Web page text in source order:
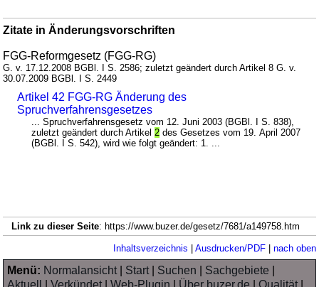
Zitate in Änderungsvorschriften
FGG-Reformgesetz (FGG-RG)
G. v. 17.12.2008 BGBl. I S. 2586; zuletzt geändert durch Artikel 8 G. v.
30.07.2009 BGBl. I S. 2449
Artikel 42 FGG-RG Änderung des
Spruchverfahrensgesetzes
... Spruchverfahrensgesetz vom 12. Juni 2003 (BGBl. I S. 838),
zuletzt geändert durch Artikel2 des Gesetzes vom 19. April 2007
(BGBl. I S. 542), wird wie folgt geändert: 1. ...
Link zu dieser Seite: https://www.buzer.de/gesetz/7681/a149758.htm
Inhaltsverzeichnis Ausdrucken/PDF| nach oben
Menü: Normalansicht| Start| Suchen Sachgebiete